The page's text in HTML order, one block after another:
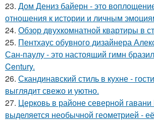
23. Дом Дениз байерн - это
отношения к истории и личным
24. Обзор двухкомнатной квартиры в
25. Пентхаус обувного дизайнера
Сан-паулу - это настоящий гимн
Century.
26. Скандинавский стиль в кухне -
выглядит свежо и уютно.
27. Церковь в районе северной гавани
выделяется необычной геометрией -